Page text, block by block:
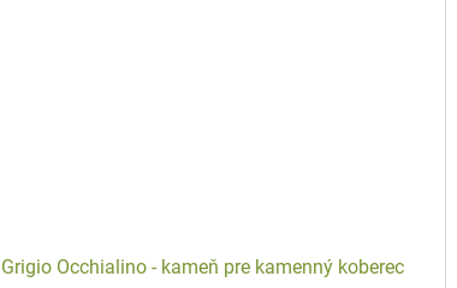
Grigio Occhialino - kameň pre kamenný koberec